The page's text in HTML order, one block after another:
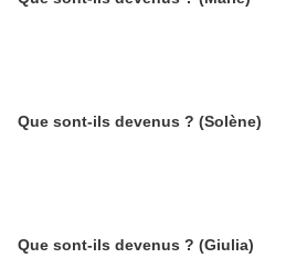
Que sont-ils devenus ? (Solène)
Que sont-ils devenus ? (Giulia)